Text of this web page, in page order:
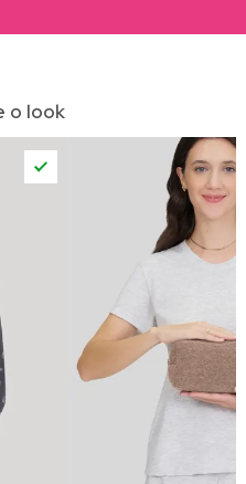
o look